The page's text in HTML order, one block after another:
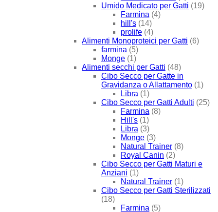
Umido Medicato per Gatti (19)
Farmina (4)
hill's (14)
prolife (4)
Alimenti Monoproteici per Gatti (6)
farmina (5)
Monge (1)
Alimenti secchi per Gatti (48)
Cibo Secco per Gatte in
Gravidanza o Allattamento (1)
Libra (1)
Cibo Secco per Gatti Adulti (25)
Farmina (8)
Hill's (1)
Libra (3)
Monge (3)
Natural Trainer (8)
Royal Canin (2)
Cibo Secco per Gatti Maturi e
Anziani (1)
Natural Trainer (1)
Cibo Secco per Gatti Sterilizzati
(18)
Farmina (5)